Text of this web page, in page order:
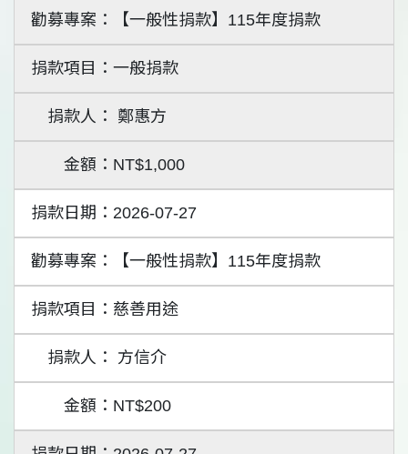
【一般性捐款】115年度捐款
一般捐款
鄭惠方
NT$1,000
2026-07-27
【一般性捐款】115年度捐款
慈善用途
方信介
NT$200